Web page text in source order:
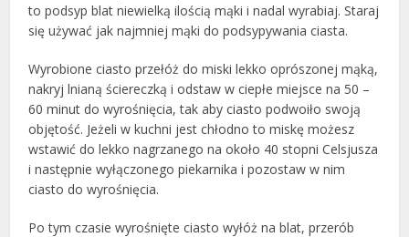
to podsyp blat niewielką ilością mąki i nadal wyrabiaj. Staraj
się używać jak najmniej mąki do podsypywania ciasta.
Wyrobione ciasto przełóż do miski lekko oprószonej mąką,
nakryj lnianą ściereczką i odstaw w ciepłe miejsce na 50 –
60 minut do wyrośnięcia, tak aby ciasto podwoiło swoją
objętość. Jeżeli w kuchni jest chłodno to miskę możesz
wstawić do lekko nagrzanego na około 40 stopni Celsjusza
i następnie wyłączonego piekarnika i pozostaw w nim
ciasto do wyrośnięcia.
Po tym czasie wyrośnięte ciasto wyłóż na blat, przerób